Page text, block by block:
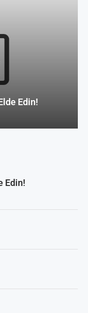
Edin!
Edin!